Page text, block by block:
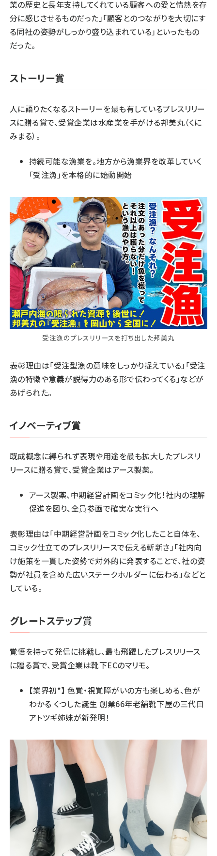
業の歴史と長年支持してくれている顧客への愛と情熱を存
分に感じさせるものだった」「顧客とのつながりを大切にす
る同社の姿勢がしっかり盛り込まれている」といったもの
だった。
ストーリー賞
人に語りたくなるストーリーを最も有しているプレスリリー
スに贈る賞で、受賞企業は水産業を手がける邦美丸（くに
みまる）。
持続可能な漁業を。地方から漁業界を改革していく
「受注漁」を本格的に始動開始
受注漁のプレスリリースを打ち出した邦美丸
表彰理由は「受注型漁の意味をしっかり捉えている」「受注
漁の特徴や意義が説得力のある形で伝わってくる」などが
あげられた。
イノベーティブ賞
既成概念に縛られず表現や用途を最も拡大したプレスリ
リースに贈る賞で、受賞企業はアース製薬。
アース製薬、中期経営計画をコミック化！社内の理解
促進を図り、全員参画で確実な実行へ
表彰理由は「中期経営計画をコミック化したこと自体を、
コミック仕立てのプレスリリースで伝える斬新さ」「社内向
け施策を一貫した姿勢で対外的に発表することで、社の姿
勢が社員を含めた広いステークホルダーに伝わる」などと
している。
グレートステップ賞
覚悟を持って発信に挑戦し、最も飛躍したプレスリリース
に贈る賞で、受賞企業は靴下ECのマリモ。
【業界初*】 色覚・視覚障がいの方も楽しめる、色が
わかる くつした誕生 創業66年老舗靴下屋の三代目
アトツギ姉妹が新発明！